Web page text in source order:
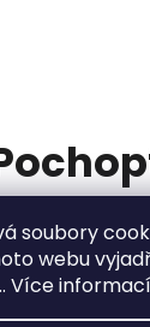
soubory
webu
Více informací
námi dějiny